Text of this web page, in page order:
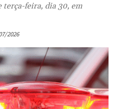
terça-feira, dia 30, em
2026